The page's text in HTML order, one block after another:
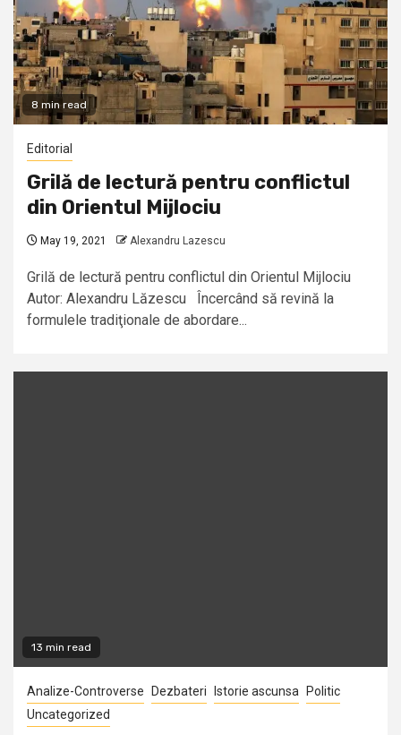
8 min read
Editorial
Grilă de lectură pentru conflictul
din Orientul Mijlociu
May 19, 2021 Alexandru Lazescu
Grilă de lectură pentru conflictul din Orientul Mijlociu
Autor: Alexandru Lăzescu Încercând să revină la
formulele tradiţionale de abordare...
13 min read
Analize-Controverse Dezbateri Istorie ascunsa
Politic
Uncategorized